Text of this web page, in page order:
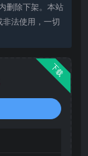
删除下架。本站
法使用，一切
下载